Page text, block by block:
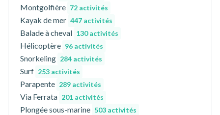
Montgolfière 72 activités
Kayak de mer 447 activités
Balade à cheval 130 activités
Hélicoptère 96 activités
Snorkeling 284 activités
Surf 253 activités
Parapente 289 activités
Via Ferrata 201 activités
Plongée sous-marine 503 activités